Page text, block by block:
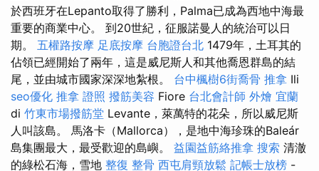
於西班牙在Lepanto取得了勝利，Palma已成為西地中海最
重要的商業中心。 到20世紀，征服諾曼人的統治可以日
期。 五權路按摩 足底按摩 台胞證台北 1479年，土耳其的
佔領已經開始了兩年，這是威尼斯人和其他喬恩群島的結
尾，並由城市國家深深地紮根。 台中楓樹6街喬骨 推拿 Ili
seo優化 推拿 證照 撥筋美容 Fiore 台北會計師 外燴 宜蘭
di 竹東市場撥筋堂 Levante，萊萬特的花朵，所以威尼斯
人叫該島。 馬洛卡（Mallorca），是地中海珍珠的Baleár
島集團最大，最受歡迎的島嶼。 益園益筋絡推拿 搜索 清澈
的綠松石海，雪地 整復 整骨 西屯肩頸放鬆 記帳士放榜 -